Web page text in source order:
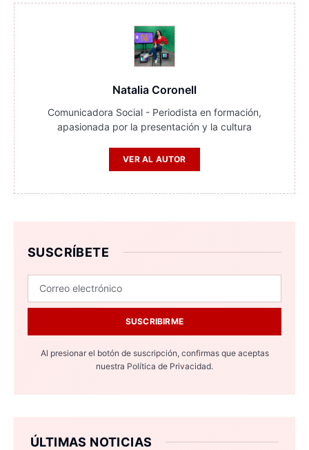
Natalia Coronell
Comunicadora Social - Periodista en formación,
apasionada por la presentación y la cultura
VER AL AUTOR
SUSCRÍBETE
SUSCRIBIRME
Al presionar el botón de suscripción, confirmas que aceptas
nuestra Política de Privacidad.
ÚLTIMAS NOTICIAS